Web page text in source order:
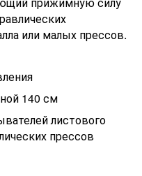
или малых прессов.
140 см
листового
прессов